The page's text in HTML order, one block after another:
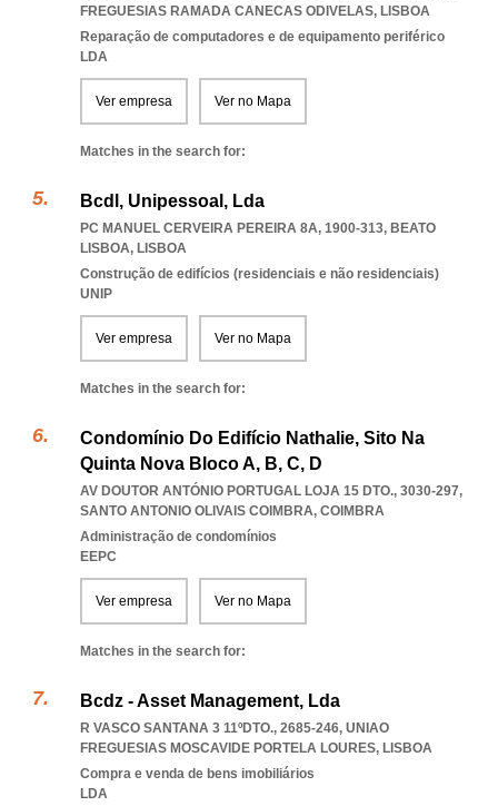
FREGUESIAS RAMADA CANECAS ODIVELAS, LISBOA
Reparação de computadores e de equipamento periférico
LDA
Ver empresa Ver no Mapa
Matches in the search for:
Bcdl, Unipessoal, Lda
PC MANUEL CERVEIRA PEREIRA 8A, 1900-313, BEATO
LISBOA, LISBOA
Construção de edifícios (residenciais e não residenciais)
UNIP
Ver empresa Ver no Mapa
Matches in the search for:
Condomínio Do Edifício Nathalie, Sito Na
Quinta Nova Bloco A, B, C, D
AV DOUTOR ANTÓNIO PORTUGAL LOJA 15 DTO., 3030-297,
SANTO ANTONIO OLIVAIS COIMBRA, COIMBRA
Administração de condomínios
EEPC
Ver empresa Ver no Mapa
Matches in the search for:
Bcdz - Asset Management, Lda
R VASCO SANTANA 3 11ºDTO., 2685-246, UNIAO
FREGUESIAS MOSCAVIDE PORTELA LOURES, LISBOA
Compra e venda de bens imobiliários
LDA